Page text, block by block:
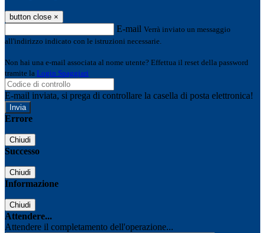
button close ×
E-mail Verrà inviato un messaggio
all'indirizzo indicato con le istruzioni necessarie.
Non hai una e-mail associata al nome utente? Effettua il reset della password
tramite la Login Spaggiari
E-mail inviata, si prega di controllare la casella di posta elettronica!
Errore
Chiudi
Successo
Chiudi
Informazione
Chiudi
Attendere...
Attendere il completamento dell'operazione...